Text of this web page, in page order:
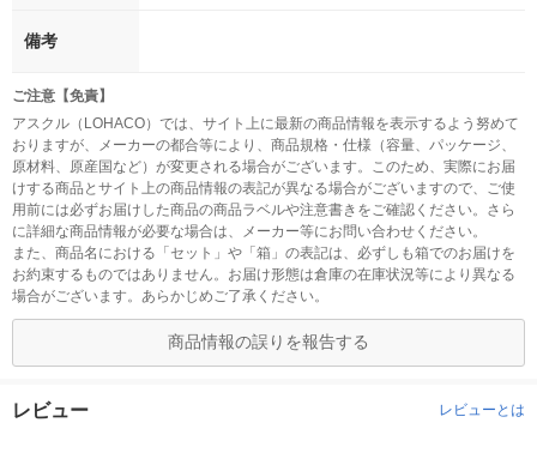
備考
ご注意【免責】
アスクル（LOHACO）では、サイト上に最新の商品情報を表示するよう努めて
おりますが、メーカーの都合等により、商品規格・仕様（容量、パッケージ、
原材料、原産国など）が変更される場合がございます。このため、実際にお届
けする商品とサイト上の商品情報の表記が異なる場合がございますので、ご使
用前には必ずお届けした商品の商品ラベルや注意書きをご確認ください。さら
に詳細な商品情報が必要な場合は、メーカー等にお問い合わせください。
また、商品名における「セット」や「箱」の表記は、必ずしも箱でのお届けを
お約束するものではありません。お届け形態は倉庫の在庫状況等により異なる
場合がございます。あらかじめご了承ください。
商品情報の誤りを報告する
レビュー レビューとは